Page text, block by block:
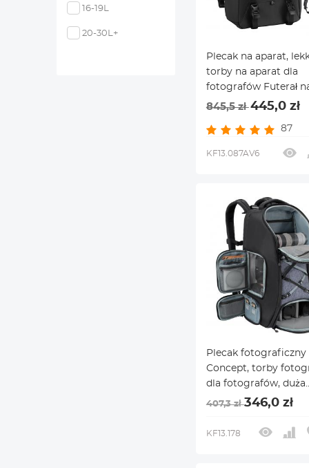
16-19L
20-30L+
Plecak na aparat,
torby na aparat dla
fotografów Futerał
o dużej pojemności z
laptopa 15,6 cala,
cyfrowe (wszystkie
845,5 zł445,0 zł
87
KF13.087AV6
Plecak fotograficzny
Concept, torby
dla fotografów, duża
pojemność 32 l, z
przeciwdeszczowym,
407,3 zł346,0 zł
KF13.178